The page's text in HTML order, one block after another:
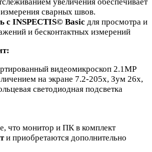
сварных швов.
с INSPECTIS© Basic для просмотра и
и бесконтактных измерений
видеомикроскоп 2.1MP
на экране 7.2-205x, Зум 26x,
светодиодная подсветка
что монитор и ПК в комплект
и приобретаются дополнительно